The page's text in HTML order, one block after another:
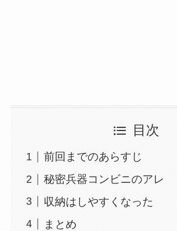
目次
前回までのあらすじ
秘密兵器コンビニのアレ
収納はしやすくなった
まとめ